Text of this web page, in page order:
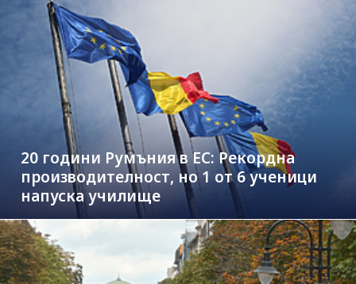
20 години Румъния в ЕС: Рекордна
производителност, но 1 от 6 ученици
напуска училище